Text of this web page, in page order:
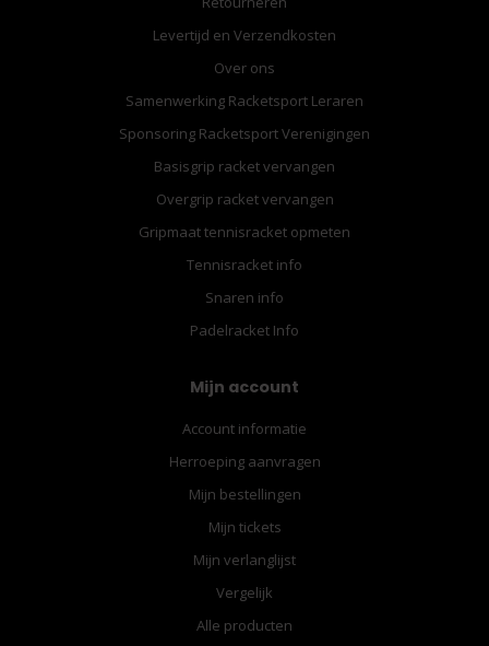
Levertijd en Verzendkosten
Over ons
Samenwerking Racketsport Leraren
Sponsoring Racketsport Verenigingen
Basisgrip racket vervangen
Overgrip racket vervangen
Gripmaat tennisracket opmeten
Tennisracket info
Snaren info
Padelracket Info
Mijn account
Account informatie
Herroeping aanvragen
Mijn bestellingen
Mijn tickets
Mijn verlanglijst
Vergelijk
Alle producten